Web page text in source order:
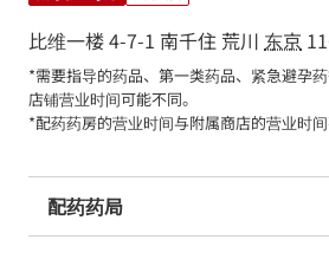
比维一楼4-7-1 南千住 荒川 东京
*需要指导的药品、第一类药品、紧急避孕
店铺营业时间可能不同。
*配药药房的营业时间与附属商店的营业时间
配药药局